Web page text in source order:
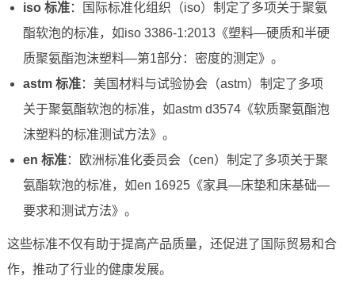
iso 标准：国际标准化组织（iso）制定了多项关于聚氨
酯软泡的标准，如iso 3386-1:2013《塑料—硬质和半硬
质聚氨酯泡沫塑料—第1部分：密度的测定》。
astm 标准：美国材料与试验协会（astm）制定了多项
关于聚氨酯软泡的标准，如astm d3574《软质聚氨酯泡
沫塑料的标准测试方法》。
en 标准：欧洲标准化委员会（cen）制定了多项关于聚
氨酯软泡的标准，如en 16925《家具—床垫和床基础—
要求和测试方法》。
这些标准不仅有助于提高产品质量，还促进了国际贸易和合
作，推动了行业的健康发展。